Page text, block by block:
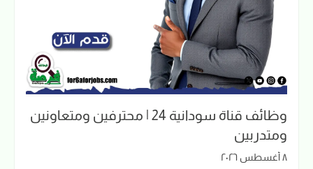
وظائف قناة سودانية 24 | محترفين ومتعاونين
ومتدربين
٨ أغسطس ٢٠٢٦